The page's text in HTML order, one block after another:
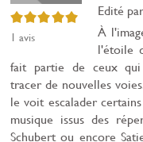
5/5
1 avis
Edité par
À
l'étoile
fait partie de ceux qui
tracer de nouvelles
le voit escalader
musique issus des
Schubert ou encore